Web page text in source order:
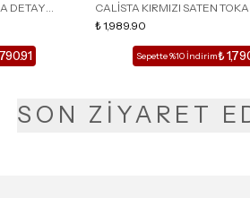
DETAY
TERLİK
CALİSTA KIRMIZI SATEN
SİVRİ BURUN KADIN TOPUKLU
₺ 1,989.90
Sepette %10 İndirim₺
SON ZİYARET